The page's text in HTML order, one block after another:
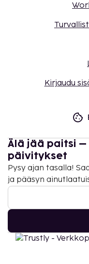
Kirjaudu
Älä jää paitsi
päivitykset
Pysy ajan tasalla!
ja pääsyn